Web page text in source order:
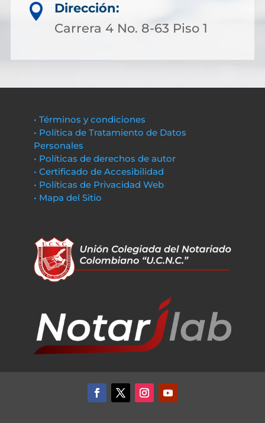

Dirección:
Carrera 4 No. 8-63 Piso 1
• Términos y condiciones
• Política de Tratamiento de Datos
Personales
• Políticas de derechos de autor
• Certificado de Accesibilidad
• Políticas de Privacidad Web
• Mapa del Sitio